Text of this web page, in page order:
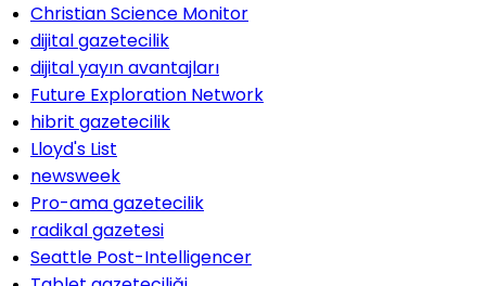
Christian Science Monitor
dijital gazetecilik
dijital yayın avantajları
Future Exploration Network
hibrit gazetecilik
Lloyd's List
newsweek
Pro-ama gazetecilik
radikal gazetesi
Seattle Post-Intelligencer